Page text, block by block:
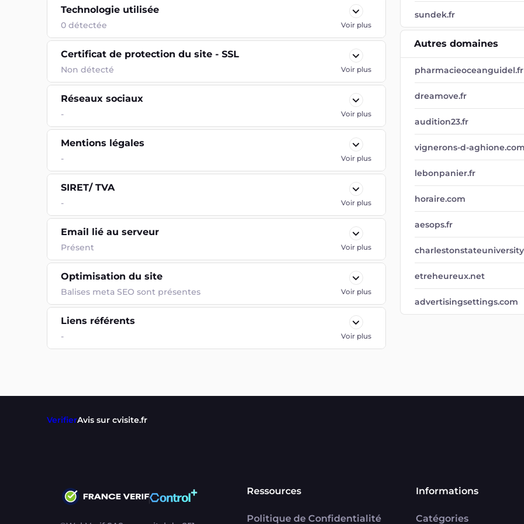
Technologie utilisée
0 détectée Voir plus
Certificat de protection du site - SSL
Non détecté Voir plus
Réseaux sociaux
- Voir plus
Mentions légales
- Voir plus
SIRET/ TVA
- Voir plus
Email lié au serveur
Présent Voir plus
Optimisation du site
Balises meta SEO sont présentes Voir plus
Liens référents
- Voir plus
sundek.fr
Autres domaines
pharmacieoceanguidel.fr
dreamove.fr
audition23.fr
vignerons-d-aghione.com
lebonpanier.fr
horaire.com
aesops.fr
etreheureux.net
advertisingsettings.com
VerifierAvis sur cvisite.fr
Ressources
Politique de Confidentialité
Informations
Catégories